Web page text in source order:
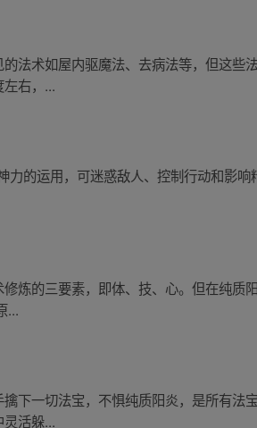
法术如屋内驱魔法、去病法等，但这些
右，...
的运用，可迷惑敌人、控制行动和影
炼的三要素，即体、技、心。但在纯质
...
下一切法宝，不惧纯质阳炎，是所有法
活躲...